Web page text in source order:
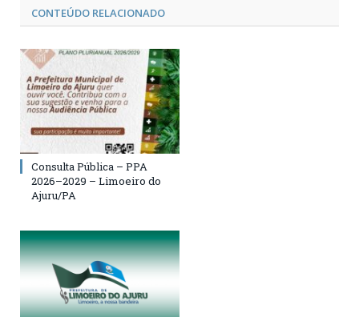
CONTEÚDO RELACIONADO
Consulta Pública – PPA
2026–2029 – Limoeiro do
Ajuru/PA